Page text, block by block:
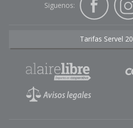
Siguenos:
Tarifas Servel